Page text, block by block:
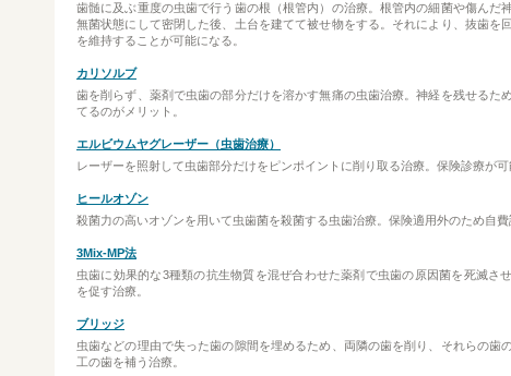
歯髄に及ぶ重度の虫歯で行う歯の根（根管内）の治療。根管内の細菌や傷んだ
無菌状態にして密閉した後、土台を建てて被せ物をする。それにより、抜歯を
を維持することが可能になる。
カリソルブ
歯を削らず、薬剤で虫歯の部分だけを溶かす無痛の虫歯治療。神経を残せるた
てるのがメリット。
エルビウムヤグレーザー（虫歯治療）
レーザーを照射して虫歯部分だけをピンポイントに削り取る治療。保険診療が
ヒールオゾン
殺菌力の高いオゾンを用いて虫歯菌を殺菌する虫歯治療。保険適用外のため自
3Mix-MP法
虫歯に効果的な3種類の抗生物質を混ぜ合わせた薬剤で虫歯の原因菌を死滅さ
を促す治療。
ブリッジ
虫歯などの理由で失った歯の隙間を埋めるため、両隣の歯を削り、それらの歯
工の歯を補う治療。